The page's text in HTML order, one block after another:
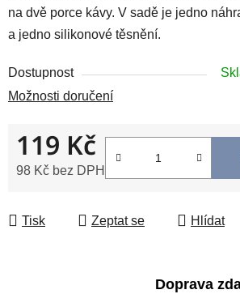
na dvě porce kávy. V sadě je jedno
a jedno silikonové těsnění.
Dostupnost
Možnosti doručení
119 Kč
98 Kč bez DPH
Tisk Zeptat se Hlídat
Doprava